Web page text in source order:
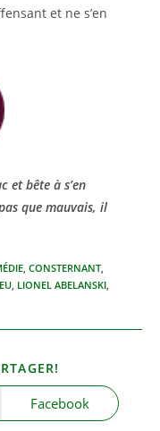
et ne s’en
et bête à s’en
pas que mauvais, il
, CONSTERNANT,
, LIONEL ABELANSKI,
CONTENU
Ouvrir
dans
Facebook